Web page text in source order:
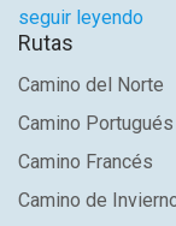
seguir leyendo
Rutas
Camino del Norte
Camino Portugués
Camino Francés
Camino de